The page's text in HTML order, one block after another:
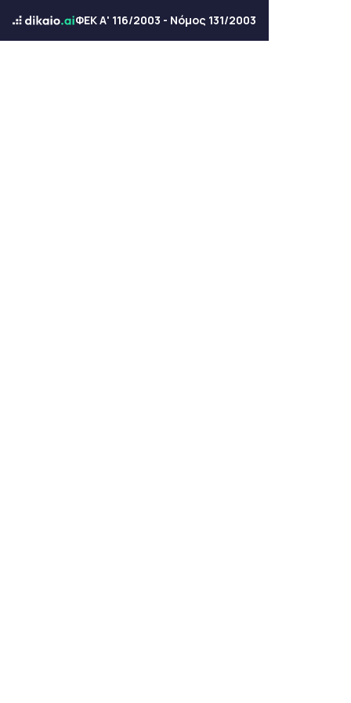
ΦΕΚ Α' 116/2003 - Νόμος 131/2003